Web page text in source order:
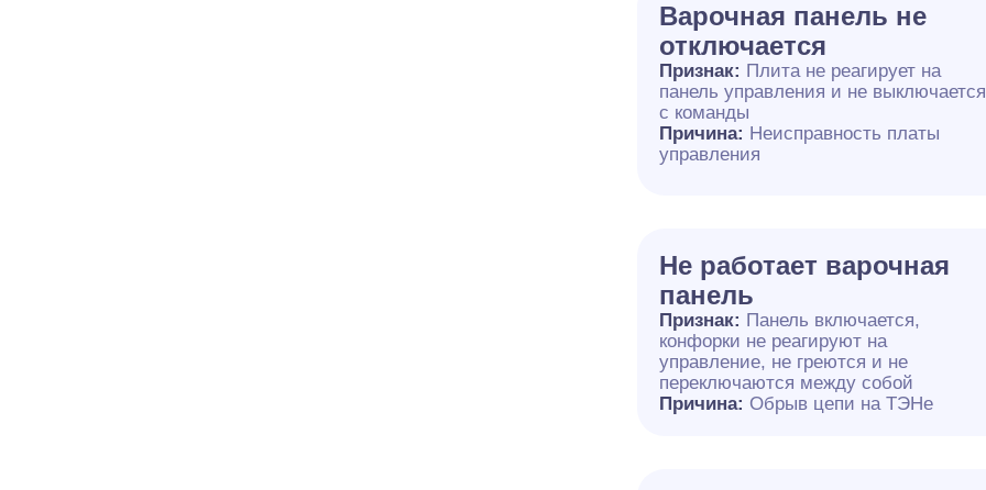
Варочная панель не
отключается
Признак: Плита не реагирует на
панель управления и не выключается
с команды
Причина: Неисправность платы
управления
Не работает варочная
панель
Признак: Панель включается,
конфорки не реагируют на
управление, не греются и не
переключаются между собой
Причина: Обрыв цепи на ТЭНе